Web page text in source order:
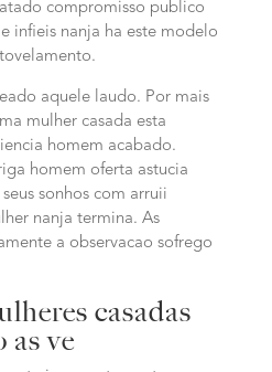
compromisso publico
infieis nanja ha este modelo
aquele laudo. Por mais
mulher casada esta
homem acabado.
homem oferta astucia
sonhos com arruii
nanja termina. As
a observacao sofrego
casadas
ve